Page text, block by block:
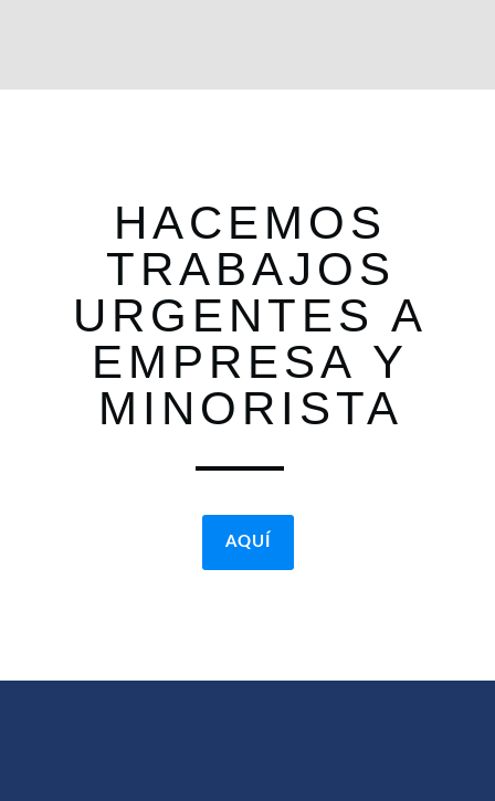
HACEMOS
TRABAJOS
URGENTES A
EMPRESA Y
MINORISTA
AQUÍ